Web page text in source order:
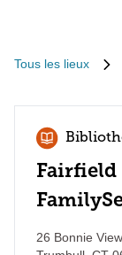
Tous les lieux
26 Bonnie